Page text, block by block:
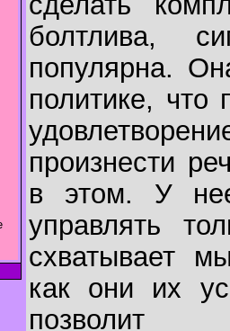
болтлива,
популярна.
политике, что
произнести
в этом. У
управлять
схватывает
как они их
позволит